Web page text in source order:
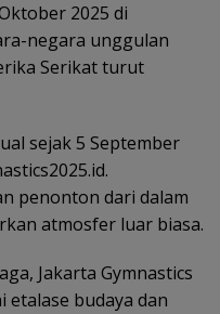
2025 di
negara unggulan
Serikat turut
sejak 5 September
penonton dari dalam
atmosfer luar biasa.
Jakarta Gymnastics
etalase budaya dan